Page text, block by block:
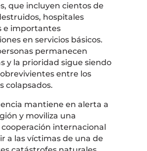
que incluyen cientos de
hospitales
e importantes
en servicios básicos.
permanecen
y la prioridad sigue siendo
entre los
colapsados.
mantiene en alerta a
y moviliza una
internacional
a las víctimas de una de